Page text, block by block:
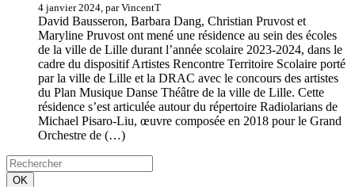
4 janvier 2024, par VincentT
David Bausseron, Barbara Dang, Christian Pruvost et
Maryline Pruvost ont mené une résidence au sein des écoles
de la ville de Lille durant l’année scolaire 2023-2024, dans le
cadre du dispositif Artistes Rencontre Territoire Scolaire porté
par la ville de Lille et la DRAC avec le concours des artistes
du Plan Musique Danse Théâtre de la ville de Lille. Cette
résidence s’est articulée autour du répertoire Radiolarians de
Michael Pisaro-Liu, œuvre composée en 2018 pour le Grand
Orchestre de (…)
OK